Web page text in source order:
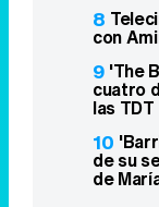
8
con
9 'The
cuatro
las TDT
10
de su
de